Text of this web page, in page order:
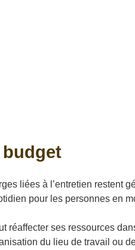
liées à l’entretien restent
pour les personnes en
réaffecter ses ressources
du lieu de travail ou